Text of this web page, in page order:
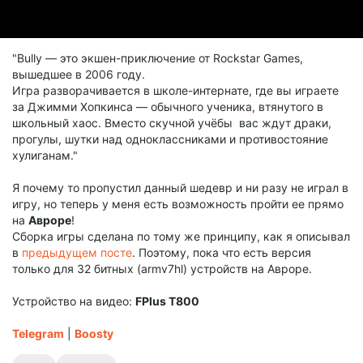
"Bully — это экшен-приключение от Rockstar Games,
вышедшее в 2006 году.
Игра разворачивается в школе-интернате, где вы играете
за Джимми Хопкинса — обычного ученика, втянутого в
школьный хаос. Вместо скучной учёбы вас ждут драки,
прогулы, шутки над одноклассниками и противостояние
хулиганам."
Я почему то пропустил данный шедевр и ни разу не играл в
игру, но теперь у меня есть возможность пройти ее прямо
на Авроре!
Сборка игры сделана по тому же принципу, как я описывал
в предыдущем посте. Поэтому, пока что есть версия
только для 32 битных (armv7hl) устройств на Авроре.
Устройство на видео: FPlus Т800
Telegram Boosty